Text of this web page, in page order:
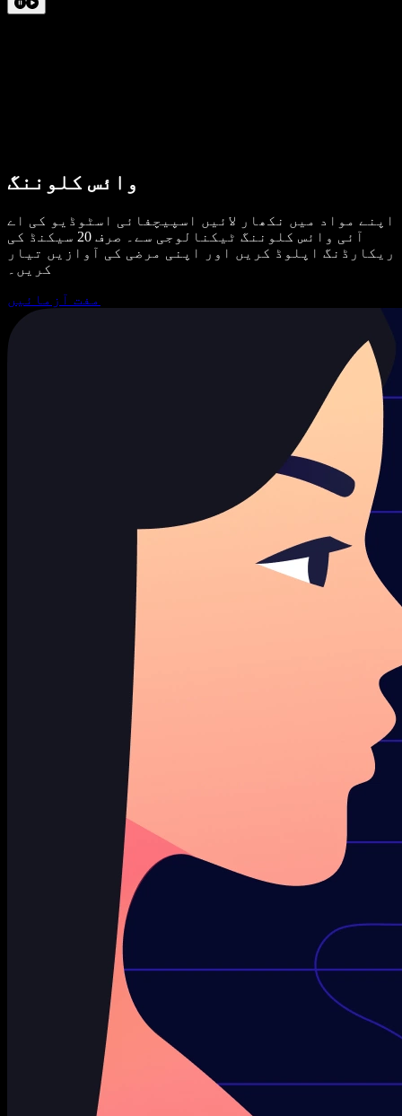
وائس کلوننگ
اپنے مواد میں نکھار لائیں اسپیچفائی اسٹوڈیو کی اے
آئی وائس کلوننگ ٹیکنالوجی سے۔ صرف 20 سیکنڈ کی
ریکارڈنگ اپلوڈ کریں اور اپنی مرضی کی آوازیں تیار
کریں۔
مفت آزمائیں